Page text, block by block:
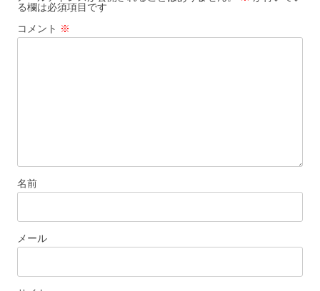
シ
ョ
る欄は必須項目です
コメント ※
名前
メール